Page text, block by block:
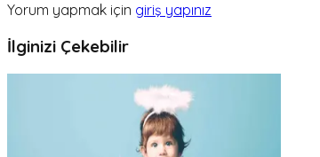
Yorum yapmak için giriş yapınız
İlginizi Çekebilir